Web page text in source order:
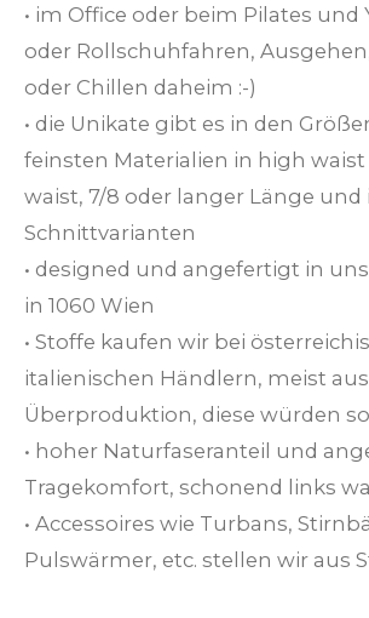
• im Office oder beim Pilates und
oder Rollschuhfahren,
oder Chillen daheim :-)
• die Unikate gibt es in den
feinsten Materialien in high
waist, 7/8 oder langer Länge und
Schnittvarianten
• designed und angefertigt in
in 1060 Wien
• Stoffe kaufen wir bei
italienischen Händlern, meist aus
Überproduktion, diese würden
• hoher Naturfaseranteil und
Tragekomfort, schonend links
• Accessoires wie Turbans,
Pulswärmer, etc. stellen wir aus